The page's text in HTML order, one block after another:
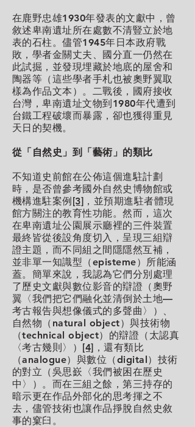
在鹿野忠雄1930年發表的文獻中，曾
敘述卑南遺址所在處數不清豎立於地
表的石柱。儘管1945年日本政府戰
敗，學者金關丈夫、國分直一仍然在
此試掘，並發現埋藏於地底的屋舍和
陶器等（這些學者手札也被奧野翼取
樣為作品文本）。二戰後，國府接收
台灣，卑南遺址文物到1980年代遭到
台鐵工程破壞而暴露，卻也獲得重見
天日的契機。
從「自然史」到「藝術」的類比
不知道史前館在公佈這個進駐計劃
時，是否曾參考國外自然史博物館或
機構進駐案例[3] ，並預期進駐者體現
館方關注的教育性功能。然而，這次
在卑南遺址公園展示廳裡的三件裝置
最終皆從後設角度切入，呈現三組辯
證主題，而不同組之間隱隱然互補，
並非單一知識型（episteme）所能涵
蓋。簡單來說，我認為它們分別處理
了歷史文獻與數位影音的辯證（奧野
翼〈我們把它們融化並清倒於土地—
考古報告與想像儀式的多聲曲〉）、
自然物（natural object）與技術物
（technical object）的辯證（太認真
〈考古幾則〉） [4] ，還有類比
（analogue）與數位（digital）技術
的對立（吳思嶔〈我們被困在歷史
中〉）。而在三組之餘，第三持存的
暗示更在作品外部化的思考揮之不
去，儘管技術也讓作品掙脫自然史敘
事的窠臼。